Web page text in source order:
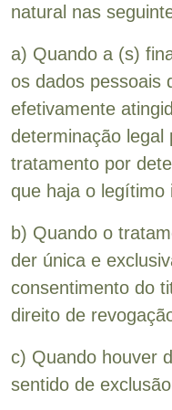
natural nas
a) Quando a (s)
os dados pessoais
efetivamente
determinação legal
tratamento por
que haja o legítimo
b) Quando o
der única e
consentimento do
direito de
c) Quando houver
sentido de